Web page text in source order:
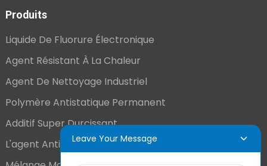
Produits
Liquide De Fluorure Électronique
Agent Résistant À La Chaleur
Agent De Nettoyage Industriel
Polymère Antistatique Permanent
Additif Super Durcissant
L'agent Antistatique Longue Durée
Leave Your Message